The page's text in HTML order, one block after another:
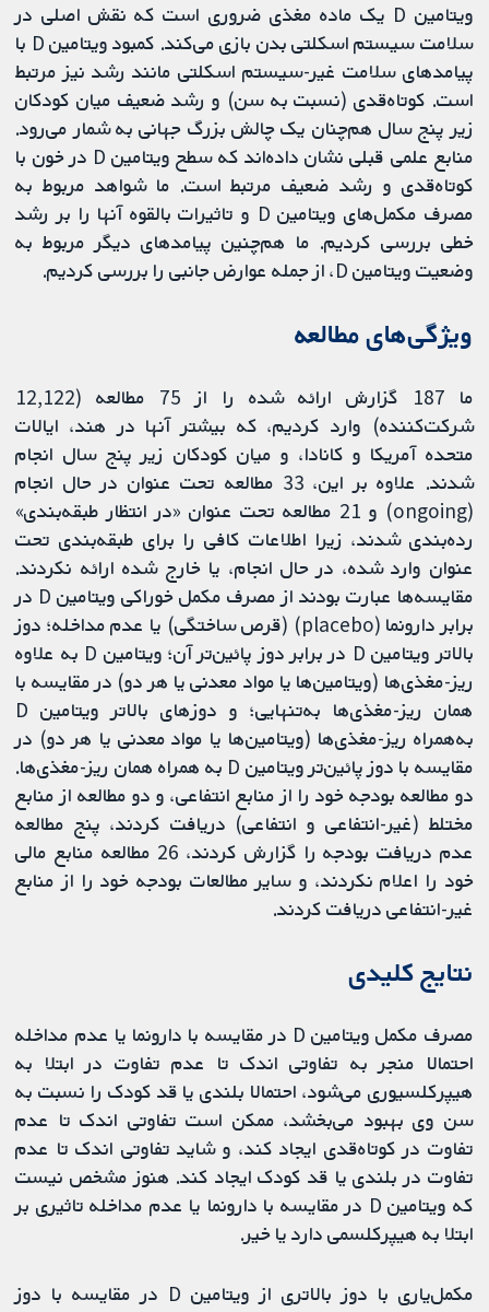
ویتامین D یک ماده مغذی ضروری است که نقش اصلی در
سلامت سیستم اسکلتی بدن بازی می‌کند. کمبود ویتامین D با
پیامدهای سلامت غیر-سیستم اسکلتی مانند رشد نیز مرتبط
است. کوتاه‌قدی (نسبت به سن) و رشد ضعیف میان کودکان
زیر پنج سال هم‌چنان یک چالش بزرگ جهانی به شمار می‌رود.
منابع علمی قبلی نشان داده‌اند که سطح ویتامین D در خون با
کوتاه‌قدی و رشد ضعیف مرتبط است. ما شواهد مربوط به
مصرف مکمل‌های ویتامین D و تاثیرات بالقوه آنها را بر رشد
خطی بررسی کردیم. ما هم‌چنین پیامدهای دیگر مربوط به
وضعیت ویتامین D، از جمله عوارض جانبی را بررسی کردیم.
ویژگی‌های مطالعه
ما 187 گزارش ارائه شده را از 75 مطالعه (12,122
شرکت‌کننده) وارد کردیم، که بیشتر آنها در هند، ایالات
متحده آمریکا و کانادا، و میان کودکان زیر پنج سال انجام
شدند. علاوه بر این، 33 مطالعه تحت عنوان در حال انجام
(ongoing) و 21 مطالعه تحت عنوان «در انتظار طبقه‌بندی»
رده‌بندی شدند، زیرا اطلاعات کافی را برای طبقه‌بندی تحت
عنوان وارد شده، در حال انجام، یا خارج شده ارائه نکردند.
مقایسه‌ها عبارت بودند از مصرف مکمل‌ خوراکی ویتامین D در
برابر دارونما (placebo) (قرص ساختگی) یا عدم مداخله؛ دوز
بالاتر ویتامین D در برابر دوز پائین‌تر آن؛ ویتامین D به‌ علاوه
ریز-مغذی‌ها (ویتامین‌ها یا مواد معدنی یا هر دو) در مقایسه با
همان ریز-مغذی‌ها به‌تنهایی؛ و دوزهای بالاتر ویتامین D
به‌همراه ریز-مغذی‌ها (ویتامین‌ها یا مواد معدنی یا هر دو) در
مقایسه با دوز پائین‌تر ویتامین D به‌ همراه همان ریز-مغذی‌ها.
دو مطالعه بودجه خود را از منابع انتفاعی، و دو مطالعه از منابع
مختلط (غیر-انتفاعی و انتفاعی) دریافت کردند، پنج مطالعه
عدم دریافت بودجه را گزارش کردند، 26 مطالعه منابع مالی
خود را اعلام نکردند، و سایر مطالعات بودجه خود را از منابع
غیر-انتفاعی دریافت کردند.
نتایج کلیدی
مصرف مکمل‌ ویتامین D در مقایسه با دارونما یا عدم مداخله
احتمالا منجر به تفاوتی اندک تا عدم تفاوت در ابتلا به
هیپرکلسیوری می‌شود، احتمالا بلندی یا قد کودک را نسبت به
سن وی بهبود می‌بخشد، ممکن است تفاوتی اندک تا عدم
تفاوت در کوتاه‌قدی ایجاد ‌کند، و شاید تفاوتی اندک تا عدم
تفاوت در بلندی یا قد کودک ایجاد کند. هنوز مشخص نیست
که ویتامین D در مقایسه با دارونما یا عدم مداخله تاثیری بر
ابتلا به هیپرکلسمی دارد یا خیر.
مکمل‌یاری با دوز بالاتری از ویتامین D در مقایسه با دوز